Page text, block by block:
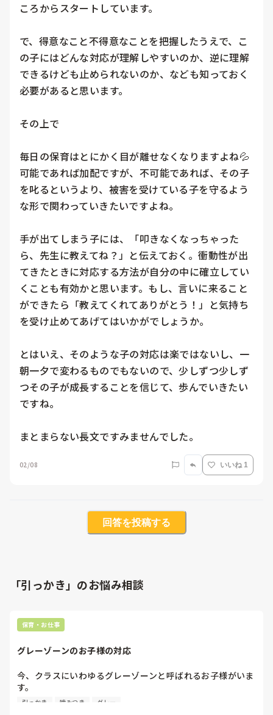
ころからスタートしています。
で、得意なこと不得意なことを把握したうえで、こ
の子にはどんな対応が理解しやすいのか、逆に理解
できるけども止められないのか、なども知っておく
必要があると思います。
その上で
毎日の保育はとにかく目が離せなくなりますよね💦
可能であれば加配ですが、不可能であれば、その子
を叱るというより、被害を受けている子を守るよう
な形で関わっていきたいですよね。
手が出てしまう子には、「叩きなくなっちゃった
ら、先生に教えてね？」と伝えておく。衝動性が出
てきたときに対応する方法が自分の中に確立してい
くことも有効かと思います。もし、言いに来ること
ができたら「教えてくれてありがとう！」と気持ち
を受け止めてあげてはいかがでしょうか。
とはいえ、そのような子の対応は楽ではないし、一
朝一夕で変わるものでもないので、少しずつ少しず
つその子が成長することを信じて、歩んでいきたい
ですね。
まとまらない長文ですみませんでした。
02/08 いいね 1
回答を投稿する
「引っかき」のお悩み相談
保育・お仕事
グレーゾーンのお子様の対応
今、クラスにいわゆるグレーゾーンと呼ばれるお子様がいま
す。
他害が多く、手も目も足りていない状況です…
引っかき 噛みつき グレー